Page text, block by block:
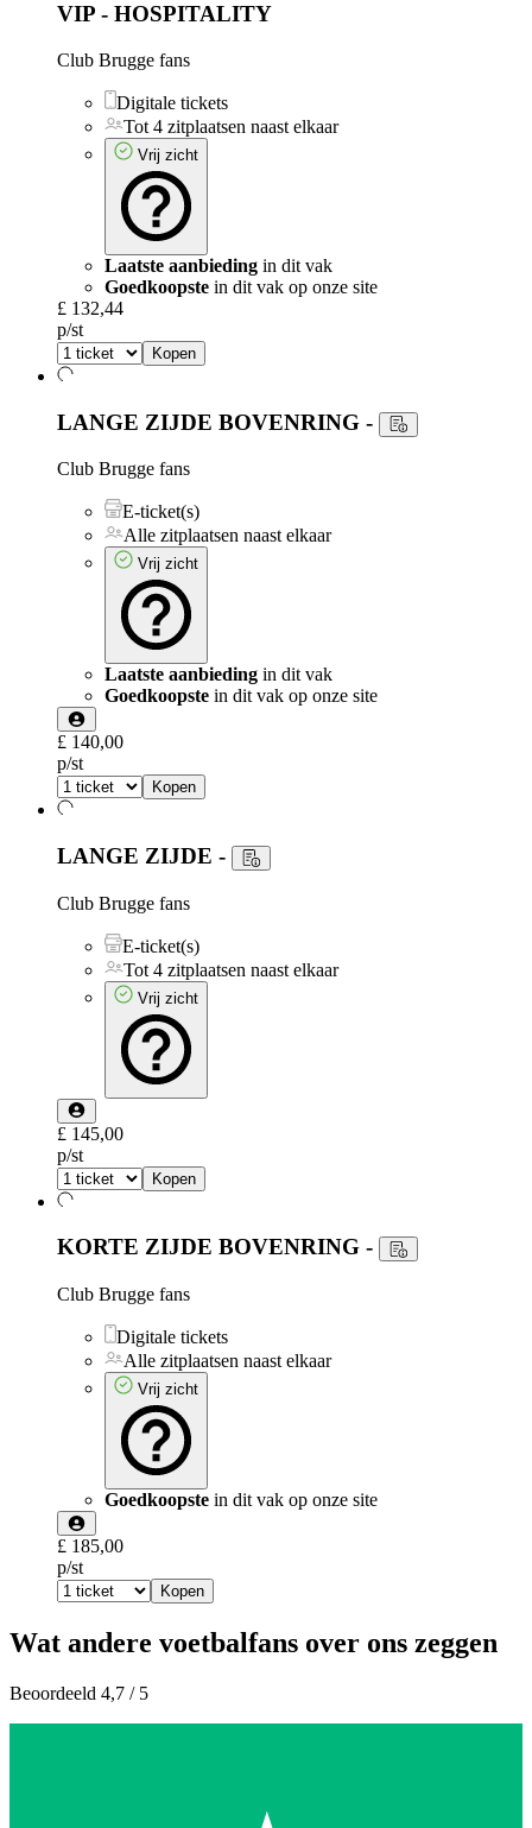
VIP - HOSPITALITY
Club Brugge fans
Digitale tickets
Tot 4 zitplaatsen naast elkaar
Vrij zicht
Laatste aanbieding in dit vak
Goedkoopste in dit vak op onze site
£ 132,44
p/st
Kopen
LANGE ZIJDE BOVENRING -
Club Brugge fans
E-ticket(s)
Alle zitplaatsen naast elkaar
Vrij zicht
Laatste aanbieding in dit vak
Goedkoopste in dit vak op onze site
£ 140,00
p/st
Kopen
LANGE ZIJDE -
Club Brugge fans
E-ticket(s)
Tot 4 zitplaatsen naast elkaar
Vrij zicht
£ 145,00
p/st
Kopen
KORTE ZIJDE BOVENRING -
Club Brugge fans
Digitale tickets
Alle zitplaatsen naast elkaar
Vrij zicht
Goedkoopste in dit vak op onze site
£ 185,00
p/st
Kopen
Wat andere voetbalfans over ons zeggen
Beoordeeld 4,7 / 5